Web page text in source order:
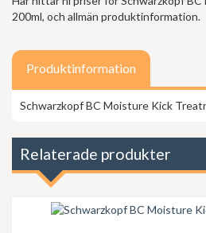
200ml, och allmän produktinformation.
Produktinformation
Schwarzkopf BC Moisture Kick
Relaterade produkter